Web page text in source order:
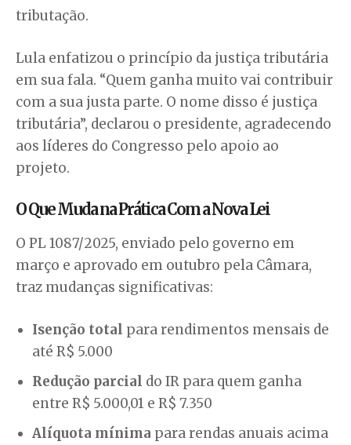
tributação.
Lula enfatizou o princípio da justiça tributária
em sua fala. “Quem ganha muito vai contribuir
com a sua justa parte. O nome disso é justiça
tributária”, declarou o presidente, agradecendo
aos líderes do Congresso pelo apoio ao
projeto.
O Que Muda na Prática Com a Nova Lei
O PL 1087/2025, enviado pelo governo em
março e aprovado em outubro pela Câmara,
traz mudanças significativas:
Isenção total para rendimentos mensais de
até R$ 5.000
Redução parcial do IR para quem ganha
entre R$ 5.000,01 e R$ 7.350
Alíquota mínima para rendas anuais acima